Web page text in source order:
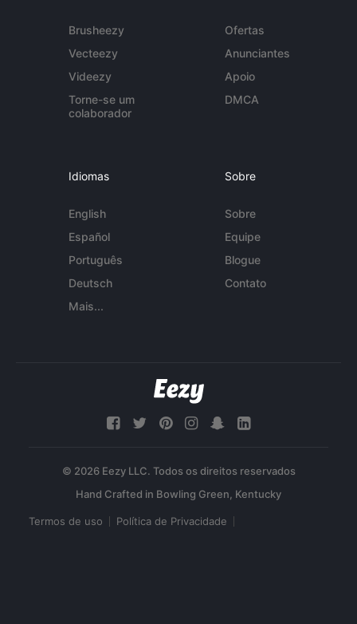
Brusheezy
Vecteezy
Videezy
Torne-se um
colaborador
Ofertas
Anunciantes
Apoio
DMCA
Idiomas
English
Español
Português
Deutsch
Mais...
Sobre
Sobre
Equipe
Blogue
Contato
© 2026 Eezy LLC. Todos os direitos reservados
Termos de uso Política de Privacidade